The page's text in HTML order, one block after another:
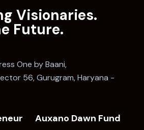
Visionaries.
Future.
One by Baani,
56, Gurugram, Haryana -
Auxano Dawn Fund